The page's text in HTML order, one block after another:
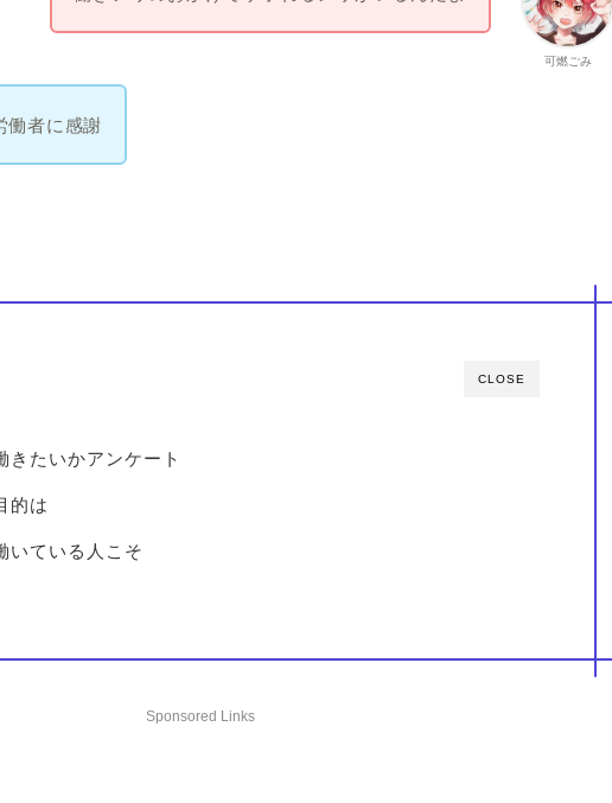
可燃ごみ
働者に感謝
CLOSE
きたいかアンケート
的は
いている人こそ
Sponsored Links